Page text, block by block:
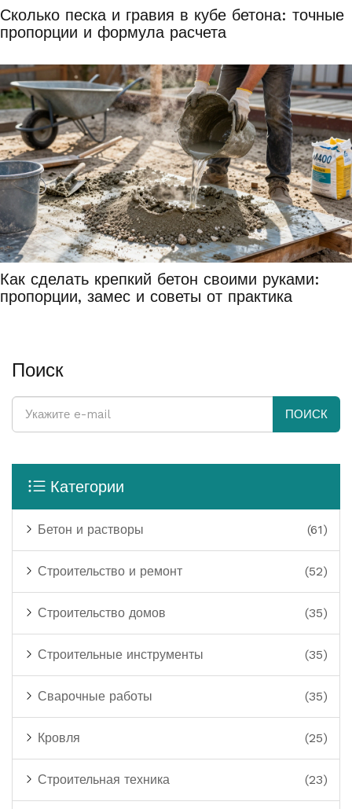
Сколько песка и гравия в кубе бетона: точные
пропорции и формула расчета
Как сделать крепкий бетон своими руками:
пропорции, замес и советы от практика
Поиск
ПОИСК
Категории
Бетон и растворы (61)
Строительство и ремонт (52)
Строительство домов (35)
Строительные инструменты (35)
Сварочные работы (35)
Кровля (25)
Строительная техника (23)